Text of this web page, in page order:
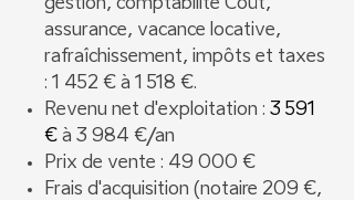
gestion, comptabilité Coût,
assurance, vacance locative,
rafraîchissement, impôts et taxes
: 1 452 € à 1 518 €.
Revenu net d'exploitation : 3 591
€ à 3 984 €/an
Prix de vente : 49 000 €
Frais d'acquisition (notaire 209 €,